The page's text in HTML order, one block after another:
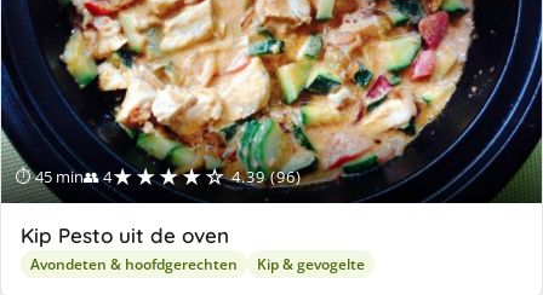
⏱ 45 min👥 4★★★★☆ 4.39 (96)
Kip Pesto uit de oven
Avondeten & hoofdgerechten Kip & gevogelte